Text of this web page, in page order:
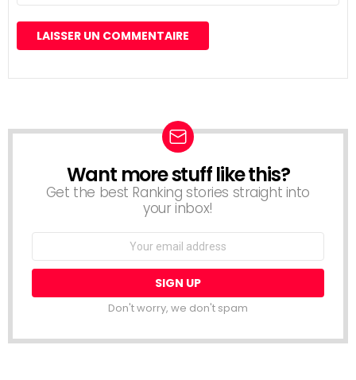
NEWSLETTER
Want more stuff like this?
Get the best Ranking stories straight into
your inbox!
Don't worry, we don't spam